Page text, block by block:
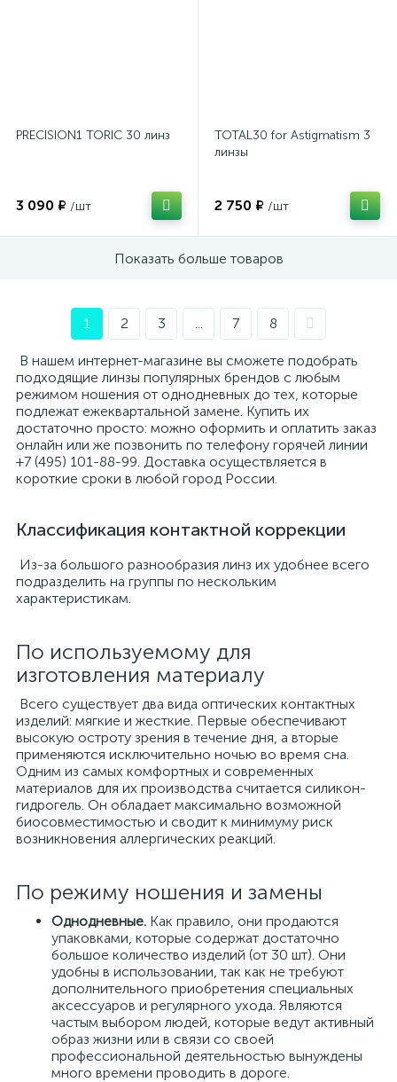
PRECISION1 TORIC 30 линз
3 090 ₽ /шт
TOTAL30 for Astigmatism 3
линзы
2 750 ₽ /шт
Показать больше товаров
1 2 3 ... 7 8
В нашем интернет-магазине вы сможете подобрать
подходящие линзы популярных брендов с любым
режимом ношения от однодневных до тех, которые
подлежат ежеквартальной замене. Купить их
достаточно просто: можно оформить и оплатить заказ
онлайн или же позвонить по телефону горячей линии
+7 (495) 101-88-99. Доставка осуществляется в
короткие сроки в любой город России.
Классификация контактной коррекции
Из-за большого разнообразия линз их удобнее всего
подразделить на группы по нескольким
характеристикам.
По используемому для
изготовления материалу
Всего существует два вида оптических контактных
изделий: мягкие и жесткие. Первые обеспечивают
высокую остроту зрения в течение дня, а вторые
применяются исключительно ночью во время сна.
Одним из самых комфортных и современных
материалов для их производства считается силикон-
гидрогель. Он обладает максимально возможной
биосовместимостью и сводит к минимуму риск
возникновения аллергических реакций.
По режиму ношения и замены
Однодневные. Как правило, они продаются
упаковками, которые содержат достаточно
большое количество изделий (от 30 шт). Они
удобны в использовании, так как не требуют
дополнительного приобретения специальных
аксессуаров и регулярного ухода. Являются
частым выбором людей, которые ведут активный
образ жизни или в связи со своей
профессиональной деятельностью вынуждены
много времени проводить в дороге.